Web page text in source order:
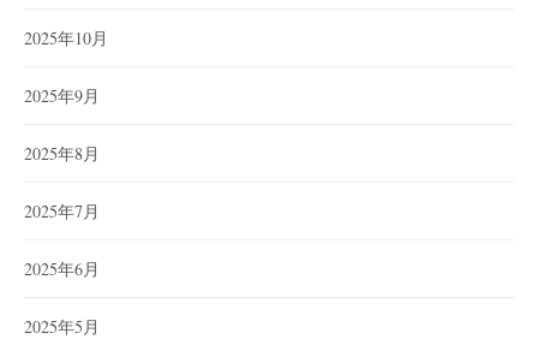
2025年10月
2025年9月
2025年8月
2025年7月
2025年6月
2025年5月